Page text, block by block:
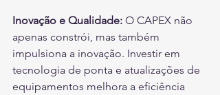
Inovação e Qualidade: O CAPEX não
apenas constrói, mas também
impulsiona a inovação. Investir em
tecnologia de ponta e atualizações de
equipamentos melhora a eficiência